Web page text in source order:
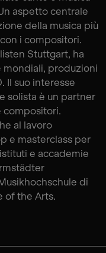
aspetto centrale
della musica più
i compositori.
Stuttgart, ha
produzioni
Il suo interesse
solista è un partner
compositori.
al lavoro
e masterclass per
e accademie
di
of the Arts.